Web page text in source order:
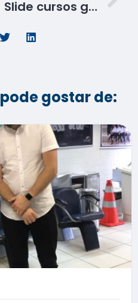
Slide cursos gratuitos
gostar de: